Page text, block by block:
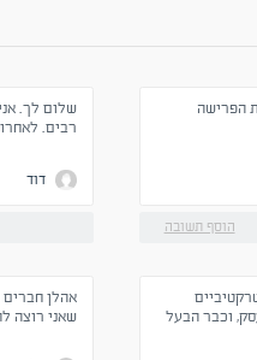
הפרישה
הוסף תשובה
שלום לך.
רבים.
דוד
וכבר הבעל
אמור
אהלן חברים
שאני רוצה
1.האם יש